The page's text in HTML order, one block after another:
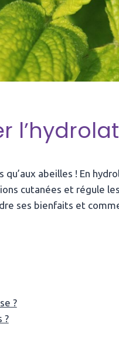
abeilles ! En
cutanées et régule
ses bienfaits et
?
?